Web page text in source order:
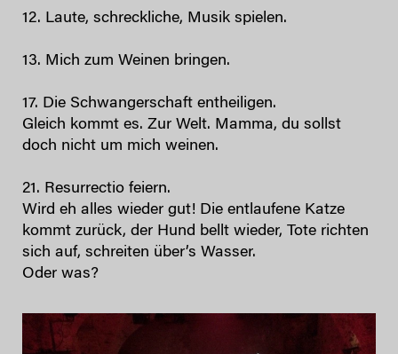
12. Laute, schreckliche, Musik spielen.
13. Mich zum Weinen bringen.
17. Die Schwangerschaft entheiligen.
Gleich kommt es. Zur Welt. Mamma, du sollst
doch nicht um mich weinen.
21. Resurrectio feiern.
Wird eh alles wieder gut! Die entlaufene Katze
kommt zurück, der Hund bellt wieder, Tote richten
sich auf, schreiten über’s Wasser.
Oder was?